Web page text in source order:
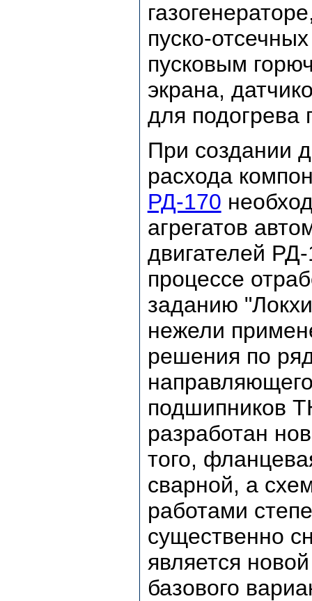
пуско-
пусковым
экрана,
для подогрева
При создании
расхода
РД-170
агрегатов
двигателей
процессе
заданию
нежели
решения по
подшипников
разработан
того,
сварной, а
работами
существенно
является
базового